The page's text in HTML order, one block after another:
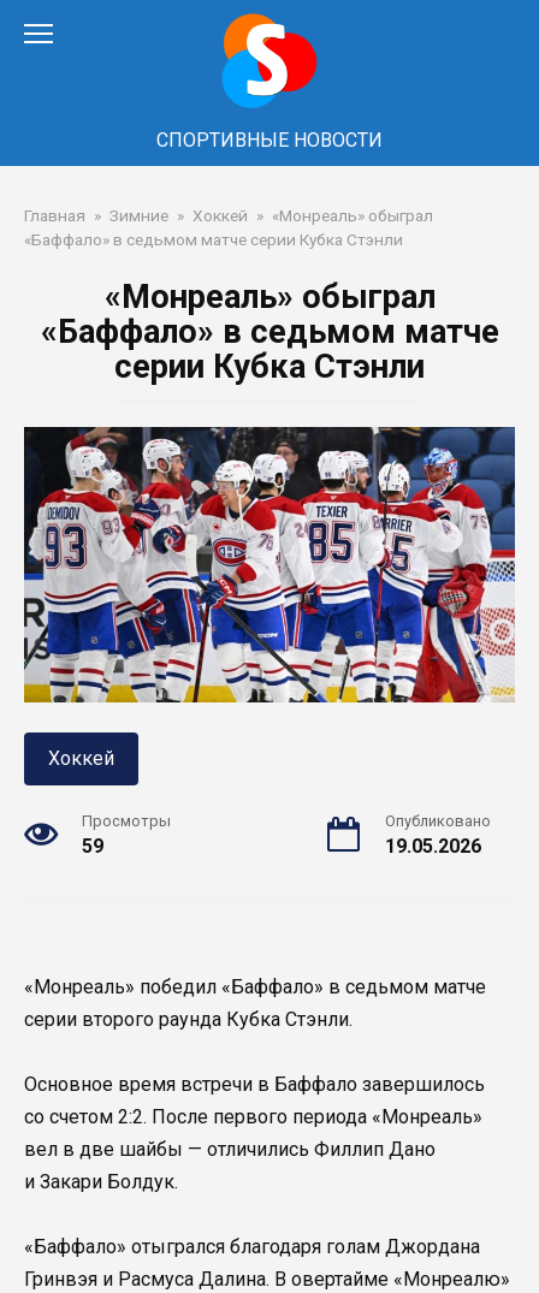
СПОРТИВНЫЕ НОВОСТИ
Главная » Зимние » Хоккей » «Монреаль» обыграл
«Баффало» в седьмом матче серии Кубка Стэнли
«Монреаль» обыграл
«Баффало» в седьмом матче
серии Кубка Стэнли
Хоккей
Просмотры
59
Опубликовано
19.05.2026
«Монреаль» победил «Баффало» в седьмом матче
серии второго раунда Кубка Стэнли.
Основное время встречи в Баффало завершилось
со счетом 2:2. После первого периода «Монреаль»
вел в две шайбы — отличились Филлип Дано
и Закари Болдук.
«Баффало» отыгрался благодаря голам Джордана
Гринвэя и Расмуса Далина. В овертайме «Монреалю»